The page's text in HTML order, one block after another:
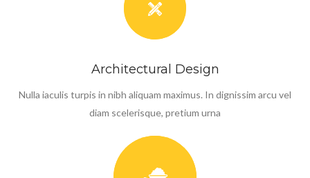
Architectural Design
Nulla iaculis turpis in nibh aliquam maximus. In dignissim arcu vel
diam scelerisque, pretium urna